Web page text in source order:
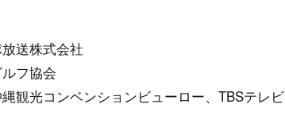
送株式会社
フ協会
観光コンベンションビューロー、TBSテレビ